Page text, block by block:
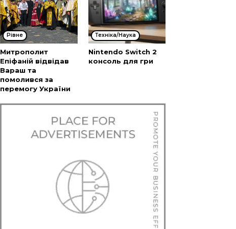
Рівне
Митрополит
Епіфаній відвідав
Вараш та
помолився за
перемогу України
Техніка/Наука
Nintendo Switch 2
консоль для гри